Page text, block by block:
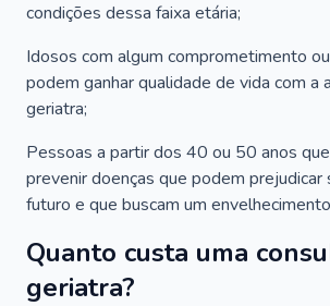
condições dessa faixa etária;
Idosos com algum comprometimento
podem ganhar qualidade de vida com a
geriatra;
Pessoas a partir dos 40 ou 50 anos
prevenir doenças que podem
futuro e que buscam um
Quanto custa uma
geriatra?